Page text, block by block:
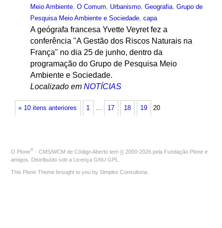
Meio Ambiente, O Comum, Urbanismo, Geografia, Grupo de
Pesquisa Meio Ambiente e Sociedade, capa
A geógrafa francesa Yvette Veyret fez a
conferência "A Gestão dos Riscos Naturais na
França" no dia 25 de junho, dentro da
programação do Grupo de Pesquisa Meio
Ambiente e Sociedade.
Localizado em NOTÍCIAS
« 10 itens anteriores 1 17 18 19 20
O Plone® - CMS/WCM de Código Aberto tem © 2000-2026 pela Fundação Plone e
amigos. Distribuído sob a Licença GNU GPL
This Plone Theme brought to you by Simples Consultoria